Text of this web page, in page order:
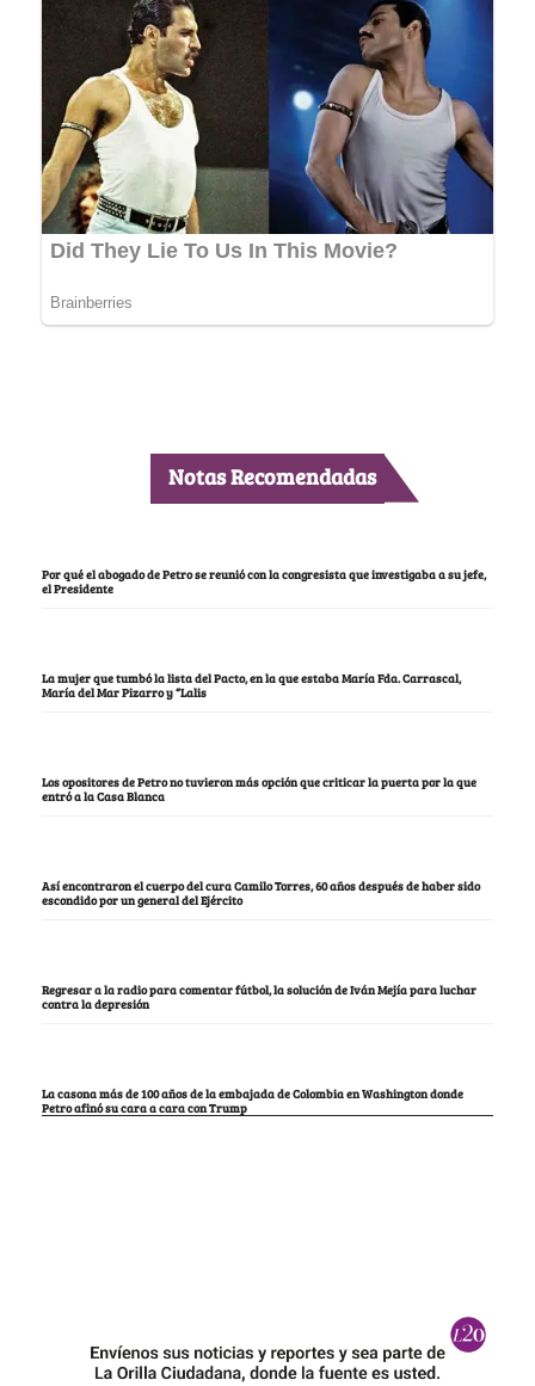
Notas Recomendadas
Por qué el abogado de Petro se reunió con la congresista que investigaba a su jefe,
el Presidente
La mujer que tumbó la lista del Pacto, en la que estaba María Fda. Carrascal,
María del Mar Pizarro y “Lalis
Los opositores de Petro no tuvieron más opción que criticar la puerta por la que
entró a la Casa Blanca
Así encontraron el cuerpo del cura Camilo Torres, 60 años después de haber sido
escondido por un general del Ejército
Regresar a la radio para comentar fútbol, la solución de Iván Mejía para luchar
contra la depresión
La casona más de 100 años de la embajada de Colombia en Washington donde
Petro afinó su cara a cara con Trump